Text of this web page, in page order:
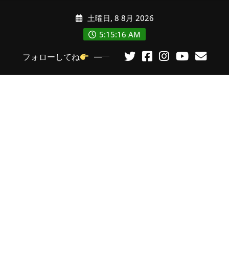
に
土曜日, 8 8月 2026
5:15:17 AM
フォローしてね